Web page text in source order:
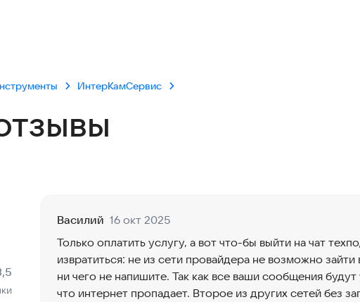
ИнтерКамСервис
Василий 16 окт 2025
Только оплатить услугу, а вот что-бы выйти на чат
извратиться: не из сети провайдера не возможно
ни чего не напишите. Так как все ваши сообщения
что интернет пропадает. Второе из других сетей без